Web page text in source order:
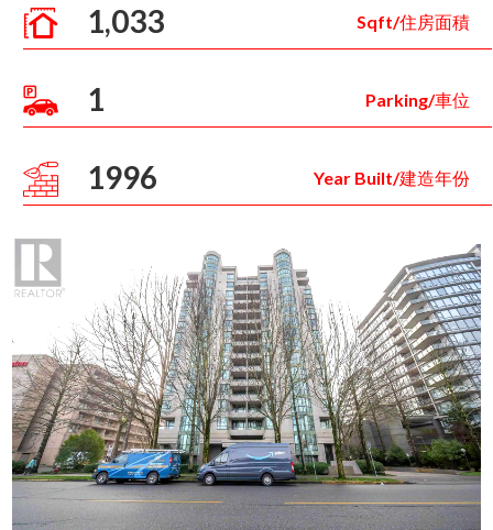
1,033 Sqft/住房面積
1 Parking/車位
1996 Year Built/建造年份